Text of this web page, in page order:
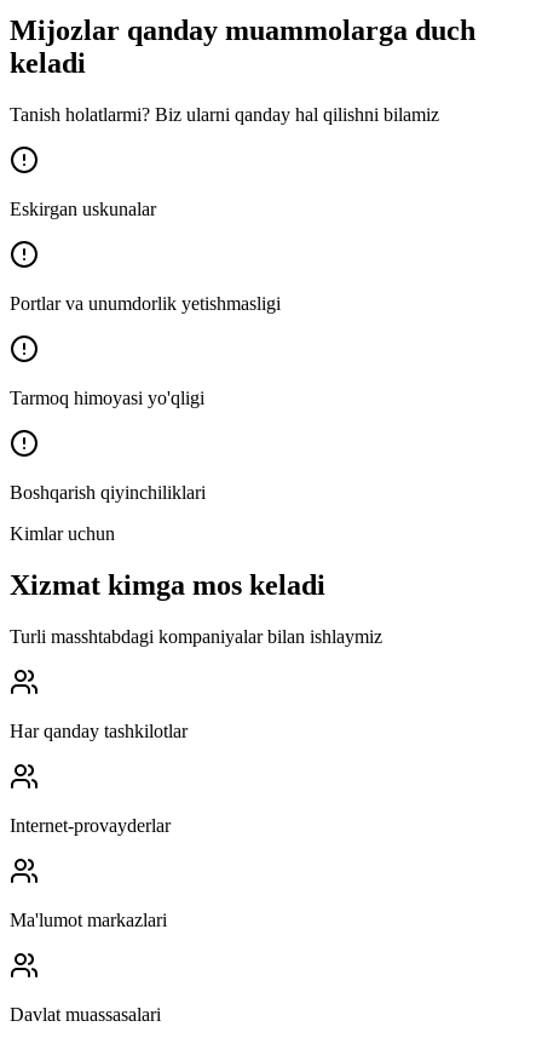
Mijozlar qanday muammolarga duch
keladi
Tanish holatlarmi? Biz ularni qanday hal qilishni bilamiz
Eskirgan uskunalar
Portlar va unumdorlik yetishmasligi
Tarmoq himoyasi yo'qligi
Boshqarish qiyinchiliklari
Kimlar uchun
Xizmat kimga mos keladi
Turli masshtabdagi kompaniyalar bilan ishlaymiz
Har qanday tashkilotlar
Internet-provayderlar
Ma'lumot markazlari
Davlat muassasalari